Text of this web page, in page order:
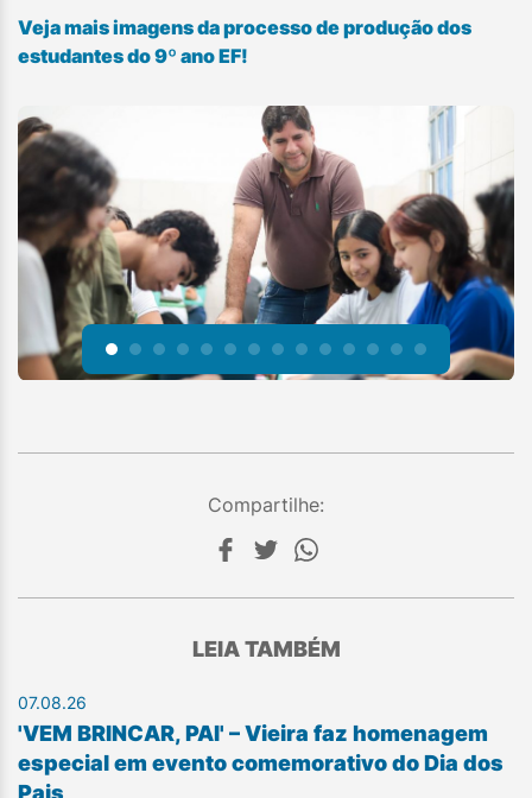
Veja mais imagens da processo de produção dos
estudantes do 9º ano EF!
Compartilhe:
LEIA TAMBÉM
07.08.26
'VEM BRINCAR, PAI' – Vieira faz homenagem
especial em evento comemorativo do Dia dos
Pais